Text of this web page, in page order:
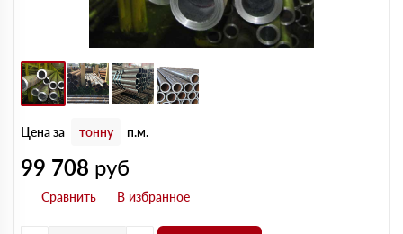
Цена за тонну п.м.
99 708 руб